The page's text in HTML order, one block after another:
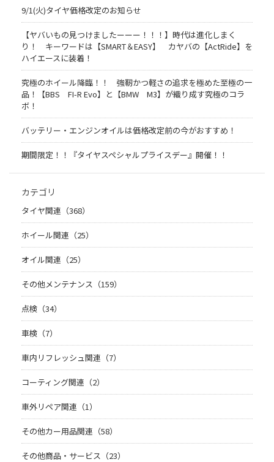
9/1(火)タイヤ価格改定のお知らせ
【ヤバいもの見つけましたーーー！！！】時代は進化しまく
り！ キーワードは【SMART＆EASY】 カヤバの【ActRide】を
ハイエースに装着！
究極のホイール降臨！！ 強靭かつ軽さの追求を極めた至極の一
品！【BBS FI-R Evo】と【BMW M3】が織り成す究極のコラ
ボ！
バッテリー・エンジンオイルは価格改定前の今がおすすめ！
期間限定！！『タイヤスペシャルプライスデー』開催！！
カテゴリ
タイヤ関連（368）
ホイール関連（25）
オイル関連（25）
その他メンテナンス（159）
点検（34）
車検（7）
車内リフレッシュ関連（7）
コーティング関連（2）
車外リペア関連（1）
その他カー用品関連（58）
その他商品・サービス（23）